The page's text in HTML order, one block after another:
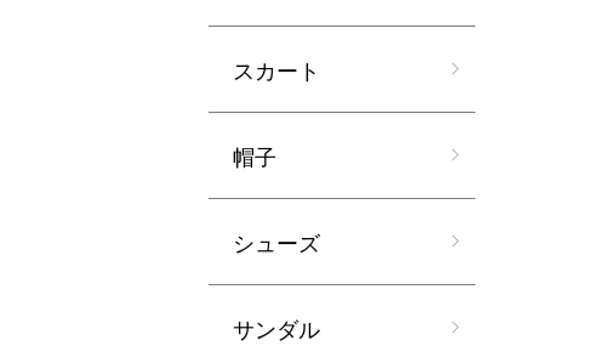
スカート
帽子
シューズ
サンダル